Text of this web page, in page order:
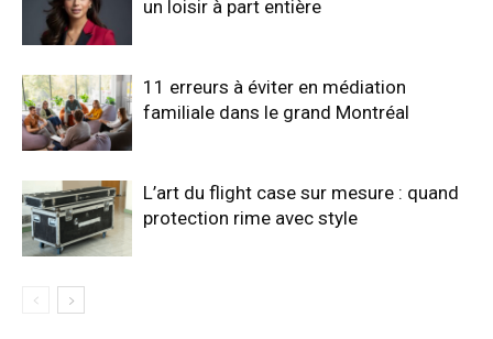
un loisir à part entière
11 erreurs à éviter en médiation
familiale dans le grand Montréal
L’art du flight case sur mesure : quand
protection rime avec style